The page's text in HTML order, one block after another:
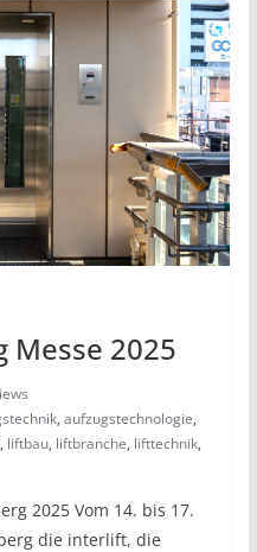
2025
, aufzugstechnologie,
, liftbau, liftbranche, lifttechnik,
2025 Vom 14. bis 17.
die interlift, die